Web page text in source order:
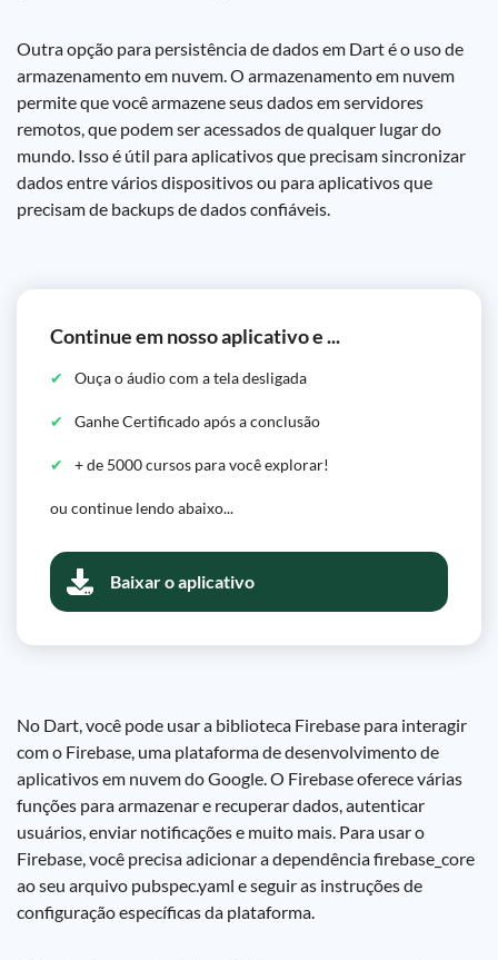
Outra opção para persistência de dados em Dart é o uso de
armazenamento em nuvem. O armazenamento em nuvem
permite que você armazene seus dados em servidores
remotos, que podem ser acessados de qualquer lugar do
mundo. Isso é útil para aplicativos que precisam sincronizar
dados entre vários dispositivos ou para aplicativos que
precisam de backups de dados confiáveis.
Continue em nosso aplicativo e ...
Ouça o áudio com a tela desligada
Ganhe Certificado após a conclusão
+ de 5000 cursos para você explorar!
ou continue lendo abaixo...
Baixar o aplicativo
No Dart, você pode usar a biblioteca Firebase para interagir
com o Firebase, uma plataforma de desenvolvimento de
aplicativos em nuvem do Google. O Firebase oferece várias
funções para armazenar e recuperar dados, autenticar
usuários, enviar notificações e muito mais. Para usar o
Firebase, você precisa adicionar a dependência firebase_core
ao seu arquivo pubspec.yaml e seguir as instruções de
configuração específicas da plataforma.